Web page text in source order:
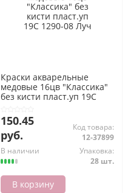
Краски акварельные
медовые 16цв "Классика"
без кисти пласт.уп 19С
150.45
руб.
Код товара:
12-37899
В наличии
Упаковка:
28 шт.
В корзину